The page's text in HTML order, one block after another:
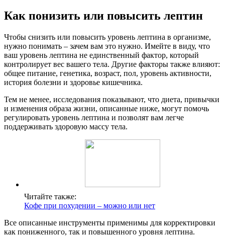
Как понизить или повысить лептин
Чтобы снизить или повысить уровень лептина в организме,
нужно понимать – зачем вам это нужно. Имейте в виду, что
ваш уровень лептина не единственный фактор, который
контролирует вес вашего тела. Другие факторы также влияют:
общее питание, генетика, возраст, пол, уровень активности,
история болезни и здоровье кишечника.
Тем не менее, исследования показывают, что диета, привычки
и изменения образа жизни, описанные ниже, могут помочь
регулировать уровень лептина и позволят вам легче
поддерживать здоровую массу тела.
Читайте также:
Кофе при похудении – можно или нет
Все описанные инструменты применимы для корректировки
как пониженного, так и повышенного уровня лептина.